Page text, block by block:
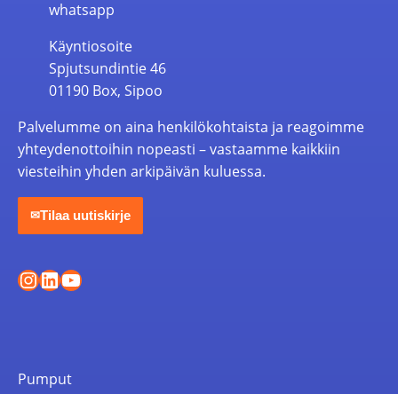
whatsapp
Käyntiosoite
Spjutsundintie 46
01190 Box, Sipoo
Palvelumme on aina henkilökohtaista ja reagoimme
yhteydenottoihin nopeasti – vastaamme kaikkiin
viesteihin yhden arkipäivän kuluessa.
✉Tilaa uutiskirje
Instagram
LinkedIn
YouTube
Pumput